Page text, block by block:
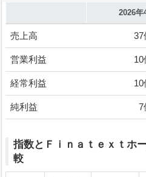
2026年
売上高 37
営業利益 10
経常利益 10
純利益 7
指数とＦｉｎａｔｅｘｔホ
較